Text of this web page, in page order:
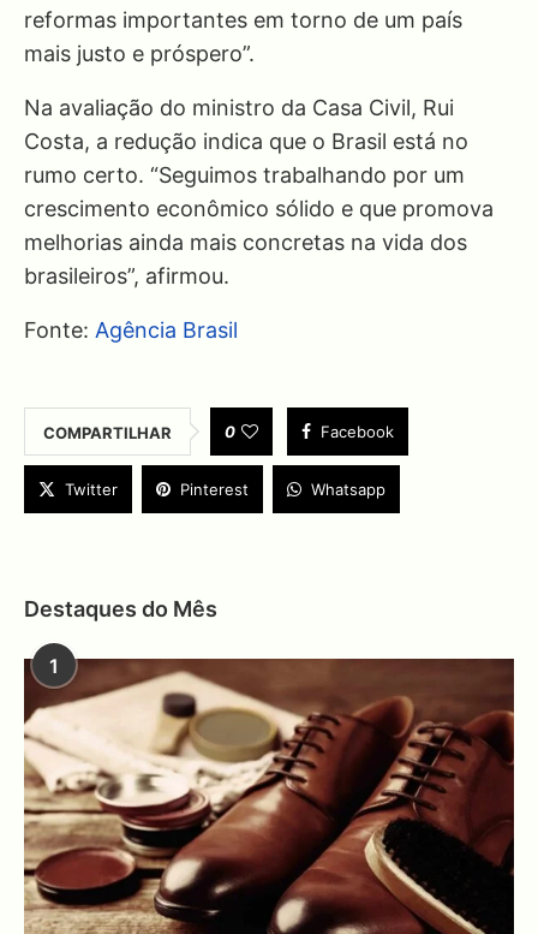
reformas importantes em torno de um país
mais justo e próspero”.
Na avaliação do ministro da Casa Civil, Rui
Costa, a redução indica que o Brasil está no
rumo certo. “Seguimos trabalhando por um
crescimento econômico sólido e que promova
melhorias ainda mais concretas na vida dos
brasileiros”, afirmou.
Fonte: Agência Brasil
COMPARTILHAR 0 Facebook
Twitter Pinterest Whatsapp
Destaques do Mês
1